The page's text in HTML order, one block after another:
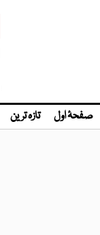
صفحۂ اول تازہ ترین